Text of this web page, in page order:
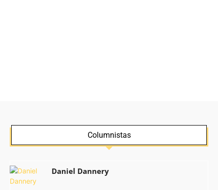
Columnistas
Daniel Dannery